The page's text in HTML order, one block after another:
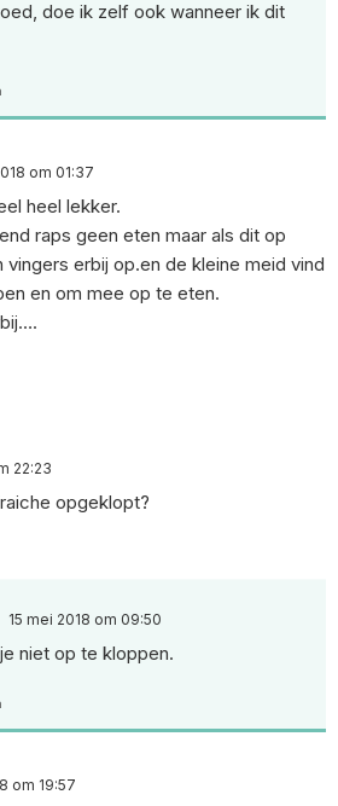
doe ik zelf ook wanneer ik dit
om 01:37
heel lekker.
raps geen eten maar als dit op
erbij op.en de kleine meid vind
en om mee op te eten.
22:23
opgeklopt?
15 mei 2018 om 09:50
niet op te kloppen.
om 19:57